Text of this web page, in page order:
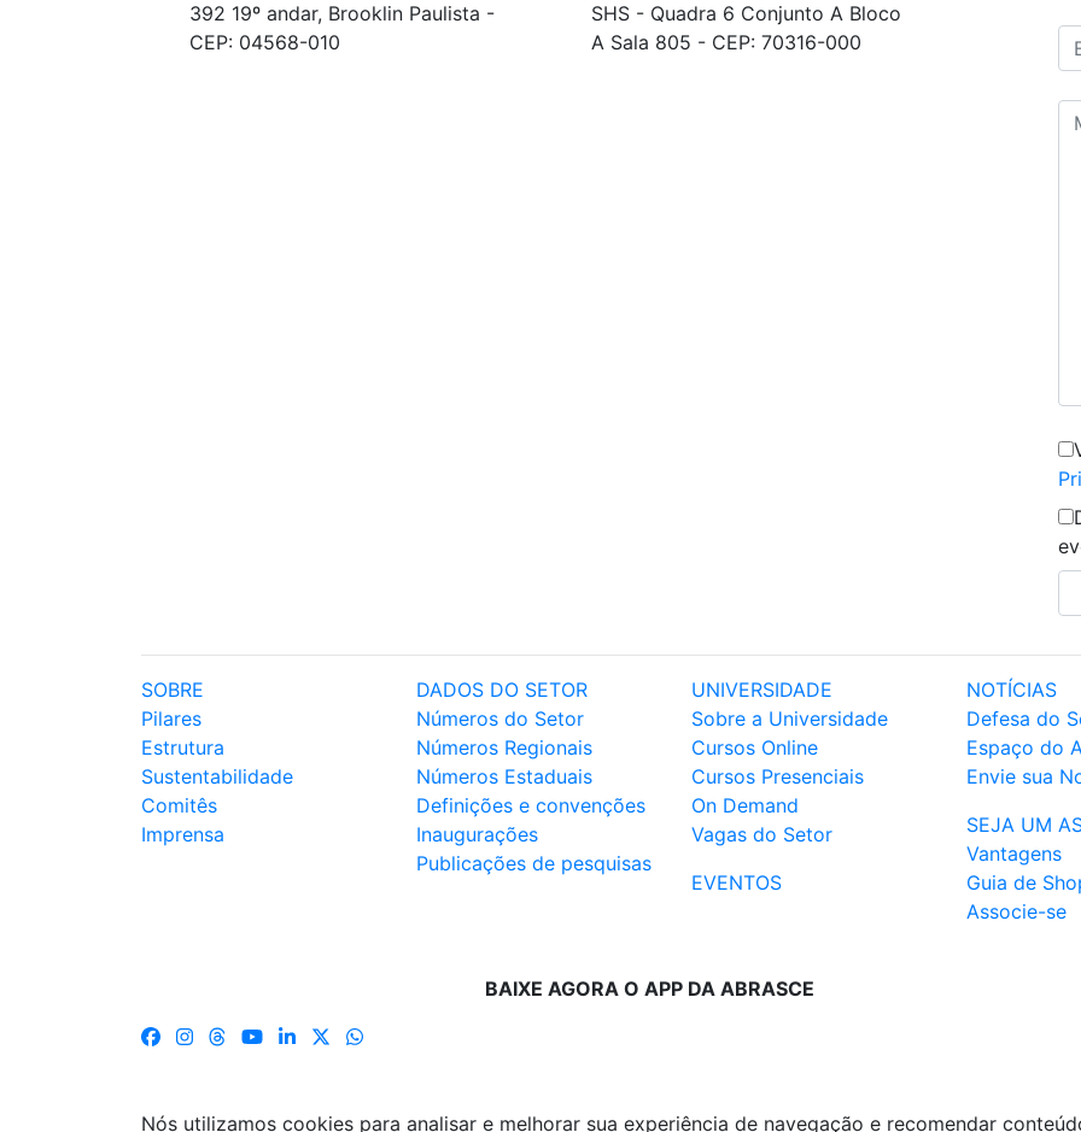
392 19º andar, Brooklin Paulista -
CEP: 04568-010
SHS - Quadra 6 Conjunto A Bloco
A Sala 805 - CEP: 70316-000
SOBRE
Pilares
Estrutura
Sustentabilidade
Comitês
Imprensa
DADOS DO SETOR
Números do Setor
Números Regionais
Números Estaduais
Definições e convenções
Inaugurações
Publicações de pesquisas
UNIVERSIDADE
Sobre a Universidade
Cursos Online
Cursos Presenciais
On Demand
Vagas do Setor
EVENTOS
NOTÍCIAS
Defesa do
Espaço do
Envie sua
SEJA UM
Vantagens
Guia de
Associe-se
BAIXE AGORA O APP DA ABRASCE
Nós utilizamos cookies para analisar e melhorar sua experiência de navegação e recomendar